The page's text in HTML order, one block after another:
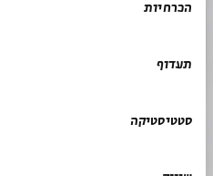
הסכמה
הכרחיות
תעדוף
סטטיסטיקה